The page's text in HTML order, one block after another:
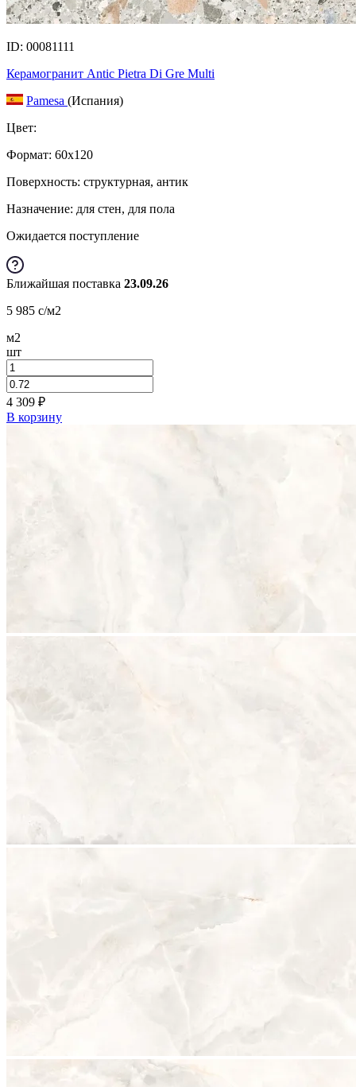
ID: 00081111
Керамогранит Antic Pietra Di Gre Multi
Pamesa (Испания)
Цвет:
Формат: 60x120
Поверхность: структурная, антик
Назначение: для стен, для пола
Ожидается поступление
Ближайшая поставка 23.09.26
5 985 c/м2
м2
шт
4 309 ₽
В корзину